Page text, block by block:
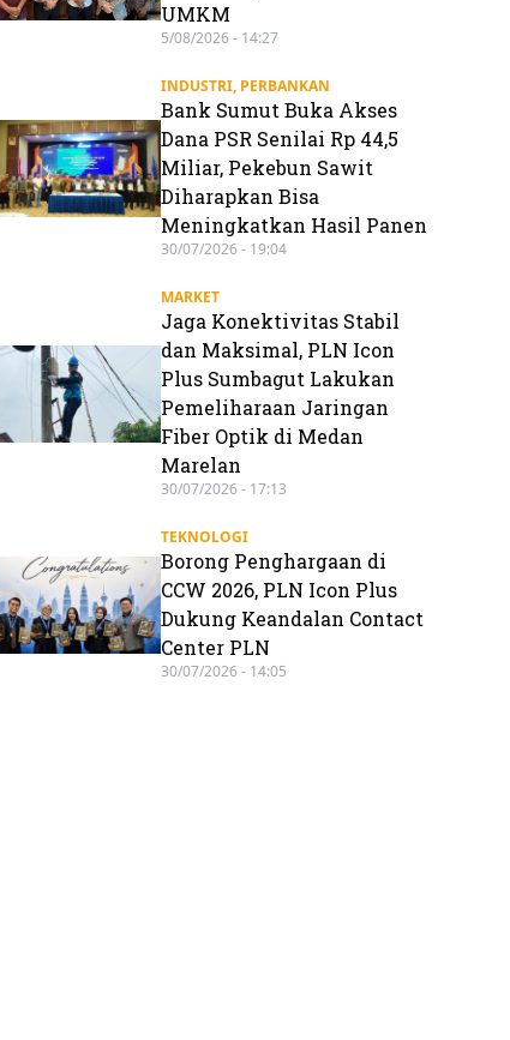
UMKM
5/08/2026 - 14:27
INDUSTRI, PERBANKAN
Bank Sumut Buka Akses
Dana PSR Senilai Rp 44,5
Miliar, Pekebun Sawit
Diharapkan Bisa
Meningkatkan Hasil Panen
30/07/2026 - 19:04
MARKET
Jaga Konektivitas Stabil
dan Maksimal, PLN Icon
Plus Sumbagut Lakukan
Pemeliharaan Jaringan
Fiber Optik di Medan
Marelan
30/07/2026 - 17:13
TEKNOLOGI
Borong Penghargaan di
CCW 2026, PLN Icon Plus
Dukung Keandalan Contact
Center PLN
30/07/2026 - 14:05